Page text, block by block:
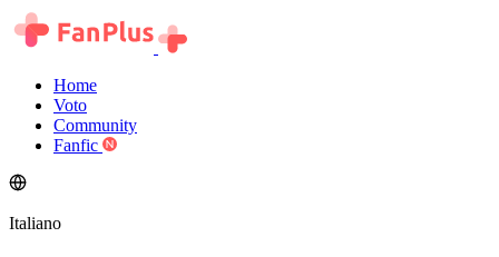
Home
Voto
Community
Fanfic
Italiano